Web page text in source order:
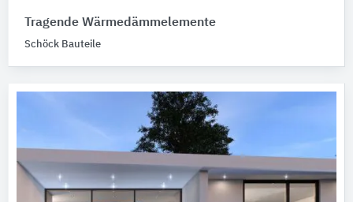
Tragende Wärmedämmelemente
Schöck Bauteile